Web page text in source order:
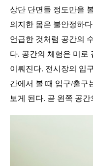
상단 단면들 정도만을
의지한 몸은 불안정하다
언급한 것처럼 공간의
다. 공간의 체험은 미로
이뤄진다. 전시장의 입
간에서 볼 때 입구/출구
보게 된다. 곧 왼쪽 공